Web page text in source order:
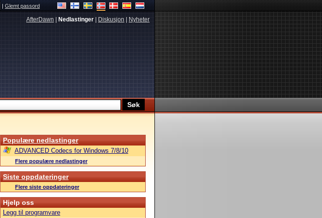
|Glemt passord
AfterDawn Nedlastinger Diskusjon Nyheter
Populære nedlastinger
ADVANCED Codecs for Windows 7/8/10
Flere populære nedlastinger
Siste oppdateringer
Flere siste oppdateringer
Hjelp oss
Legg til programvare